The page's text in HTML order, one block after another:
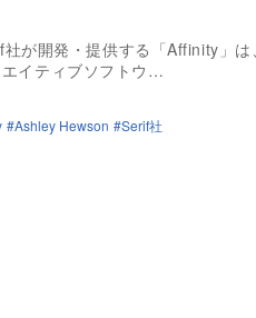
が開発・提供する「Affinity」は
イティブソフトウ…
Ashley Hewson Serif社